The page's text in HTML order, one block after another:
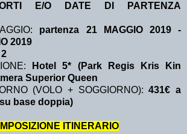
E/O DATE DI PARTENZA
partenza 21 MAGGIO 2019 -
2019
2
Hotel 5* (Park Regis Kris Kin
Superior Queen
(VOLO + SOGGIORNO):431€ a
base doppia)
ITINERARIO